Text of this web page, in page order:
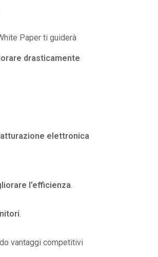
Paper ti guiderà
drasticamente
elettronica
l’efficienza
vantaggi competitivi